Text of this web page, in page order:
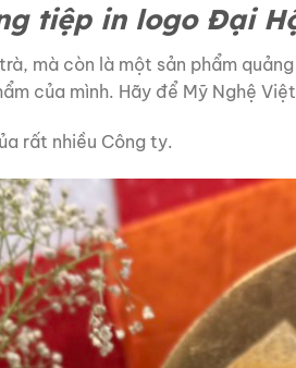
tiệp in logo Đại
mà còn là một sản phẩm
của mình. Hãy để Mỹ Nghệ
rất nhiều Công ty.